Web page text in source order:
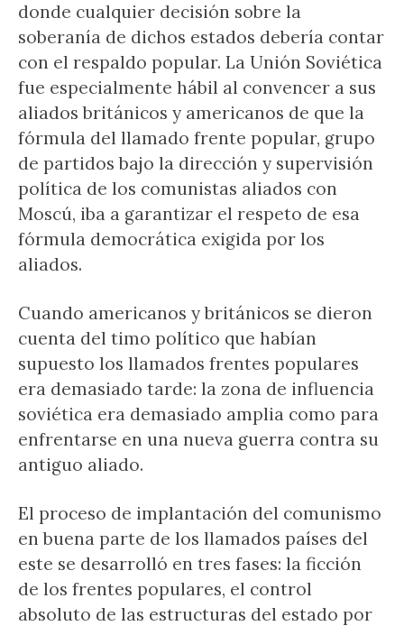
donde cualquier decisión sobre la
soberanía de dichos estados debería contar
con el respaldo popular. La Unión Soviética
fue especialmente hábil al convencer a sus
aliados británicos y americanos de que la
fórmula del llamado frente popular, grupo
de partidos bajo la dirección y supervisión
política de los comunistas aliados con
Moscú, iba a garantizar el respeto de esa
fórmula democrática exigida por los
aliados.
Cuando americanos y británicos se dieron
cuenta del timo político que habían
supuesto los llamados frentes populares
era demasiado tarde: la zona de influencia
soviética era demasiado amplia como para
enfrentarse en una nueva guerra contra su
antiguo aliado.
El proceso de implantación del comunismo
en buena parte de los llamados países del
este se desarrolló en tres fases: la ficción
de los frentes populares, el control
absoluto de las estructuras del estado por